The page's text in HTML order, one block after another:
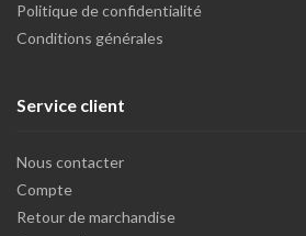
Politique de confidentialité
Conditions générales
Service client
Nous contacter
Compte
Retour de marchandise